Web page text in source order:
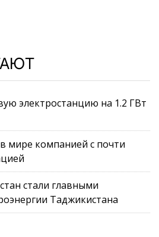
электростанцию на 1.2 ГВт
мире компанией с почти
стали главными
Таджикистана